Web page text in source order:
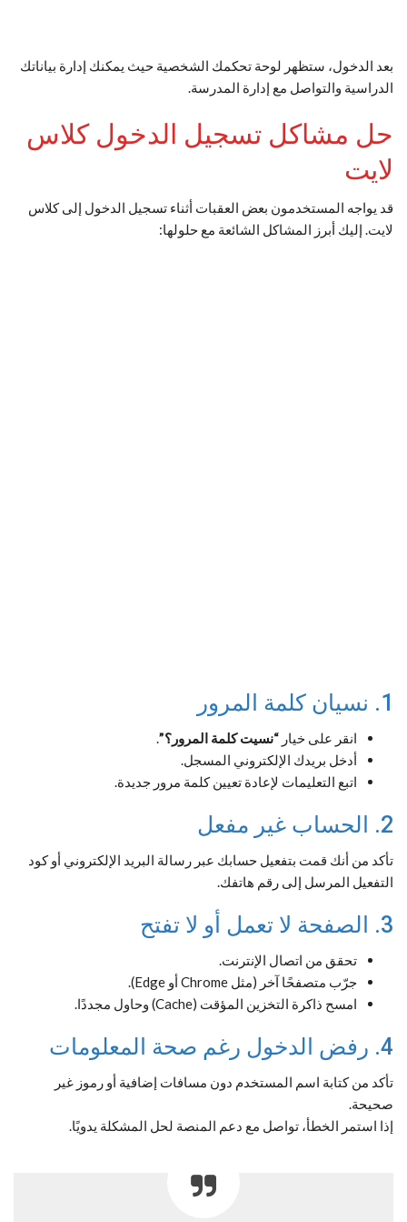
بعد الدخول، ستظهر لوحة تحكمك الشخصية حيث يمكنك إدارة بياناتك
الدراسية والتواصل مع إدارة المدرسة.
حل مشاكل تسجيل الدخول كلاس
لايت
قد يواجه المستخدمون بعض العقبات أثناء تسجيل الدخول إلى كلاس
لايت. إليك أبرز المشاكل الشائعة مع حلولها:
1. نسيان كلمة المرور
انقر على خيار “نسيت كلمة المرور؟”.
أدخل بريدك الإلكتروني المسجل.
اتبع التعليمات لإعادة تعيين كلمة مرور جديدة.
2. الحساب غير مفعل
تأكد من أنك قمت بتفعيل حسابك عبر رسالة البريد الإلكتروني أو كود
التفعيل المرسل إلى رقم هاتفك.
3. الصفحة لا تعمل أو لا تفتح
تحقق من اتصال الإنترنت.
جرّب متصفحًا آخر (مثل Chrome أو Edge).
امسح ذاكرة التخزين المؤقت (Cache) وحاول مجددًا.
4. رفض الدخول رغم صحة المعلومات
تأكد من كتابة اسم المستخدم دون مسافات إضافية أو رموز غير
صحيحة.
إذا استمر الخطأ، تواصل مع دعم المنصة لحل المشكلة يدويًا.